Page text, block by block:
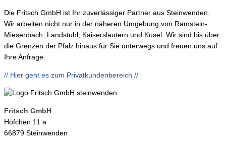
Die Fritsch GmbH ist Ihr zuverlässiger Partner aus Steinwenden.
Wir arbeiten nicht nur in der näheren Umgebung von Ramstein-
Miesenbach, Landstuhl, Kaiserslautern und Kusel. Wir sind bis über
die Grenzen der Pfalz hinaus für Sie unterwegs und freuen uns auf
Ihre Anfrage.
// Hier geht es zum Privatkundenbereich //
Fritsch GmbH
Höfchen 11 a
66879 Steinwenden